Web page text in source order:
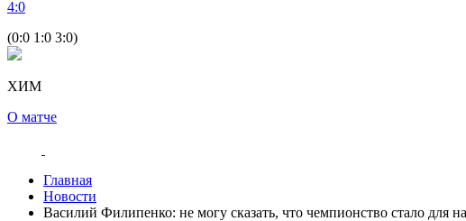
4:0
(0:0 1:0 3:0)
ХИМ
О матче
Главная
Новости
Василий Филипенко: не могу сказать, что чемпионство стало для